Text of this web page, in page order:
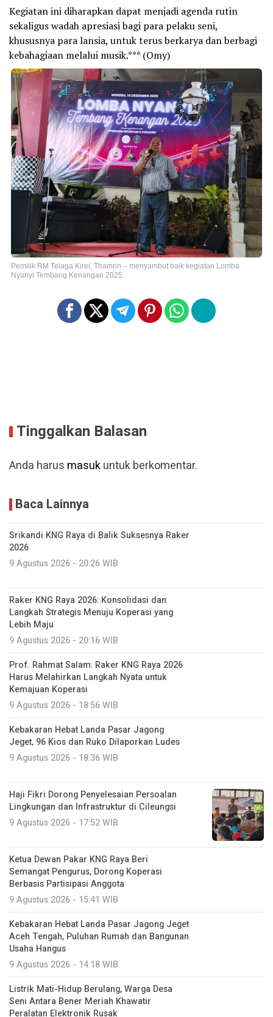
Kegiatan ini diharapkan dapat menjadi agenda rutin
sekaligus wadah apresiasi bagi para pelaku seni,
khususnya para lansia, untuk terus berkarya dan berbagi
kebahagiaan melalui musik.*** (Omy)
Pemilik RM Telaga Kirei, Thamrin – menyambut baik kegiatan Lomba
Nyanyi Tembang Kenangan 2025.
2026
9 Agustus 2026 - 20:26 WIB
Raker KNG Raya 2026: Konsolidasi dan
Langkah Strategis Menuju Koperasi yang
9 Agustus 2026 - 20:16 WIB
Prof. Rahmat Salam: Raker KNG Raya 2026
Harus Melahirkan Langkah Nyata untuk
Kemajuan Koperasi
9 Agustus 2026 - 18:56 WIB
Kebakaran Hebat Landa Pasar Jagong
Jeget, 96 Kios dan Ruko Dilaporkan Ludes
9 Agustus 2026 - 18:36 WIB
Haji Fikri Dorong Penyelesaian Persoalan
Lingkungan dan Infrastruktur di Cileungsi
Ketua Dewan Pakar KNG Raya Beri
Semangat Pengurus, Dorong Koperasi
9 Agustus 2026 - 15:41 WIB
Kebakaran Hebat Landa Pasar Jagong Jeget
Aceh Tengah, Puluhan Rumah dan Bangunan
Usaha Hangus
9 Agustus 2026 - 14:18 WIB
Listrik Mati-Hidup Berulang, Warga Desa
Seni Antara Bener Meriah Khawatir
Peralatan Elektronik Rusak
9 Agustus 2026 - 12:24 WIB
KSR PMI Unit 08 UIN Sultanah Nahrasiyah